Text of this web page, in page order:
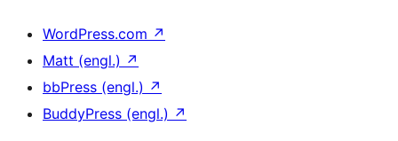
WordPress.com ↗
Matt (engl.) ↗
bbPress (engl.) ↗
BuddyPress (engl.) ↗